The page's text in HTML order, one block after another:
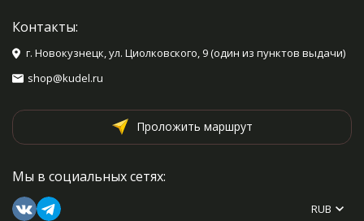
Контакты:
г. Новокузнецк, ул. Циолковского, 9 (один из пунктов выдачи)
shop@kudel.ru
Проложить маршрут
Мы в социальных сетях:
RUB